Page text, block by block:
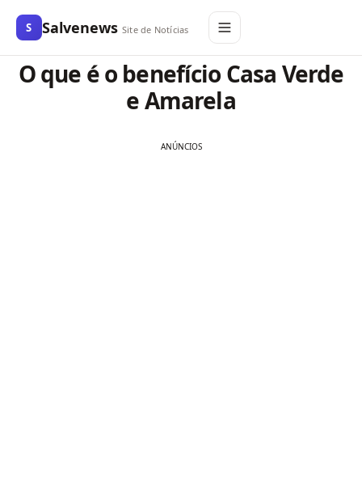
S Salvenews Site de Notícias
O que é o benefício Casa Verde
e Amarela
ANÚNCIOS